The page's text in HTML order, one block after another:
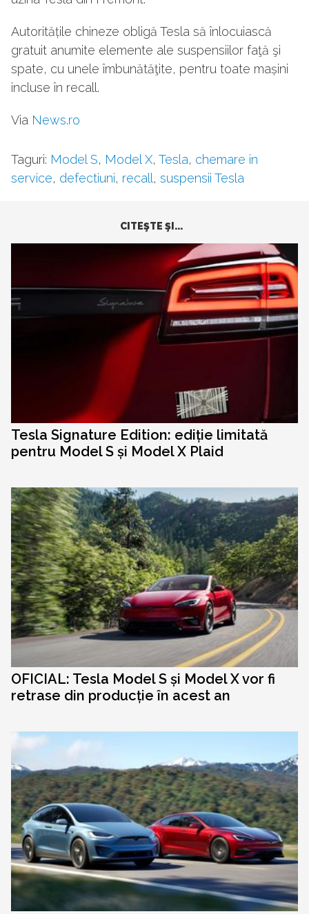
Autoritățile chineze obligă Tesla să înlocuiască
gratuit anumite elemente ale suspensiilor faţă şi
spate, cu unele îmbunătăţite, pentru toate mașini
incluse în recall.
Via News.ro
Taguri: Model S, Model X, Tesla, chemare in
service, defectiuni, recall, suspensii Tesla
CITEŞTE ŞI...
Tesla Signature Edition: ediție limitată
pentru Model S și Model X Plaid
OFICIAL: Tesla Model S și Model X vor fi
retrase din producție în acest an